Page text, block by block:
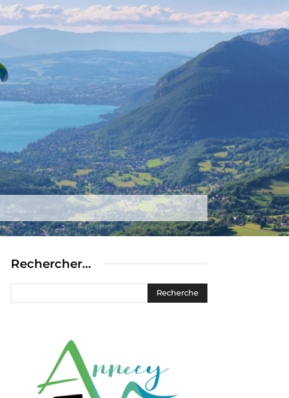
Alertez-nous Plus
Rechercher…